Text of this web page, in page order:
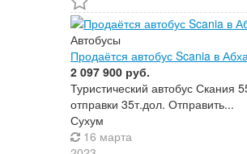
Автобусы
Продаётся автобус Scania в
2 097 900 руб.
Туристический автобус
отправки 35т.дол. Отправить...
Сухум
16 марта